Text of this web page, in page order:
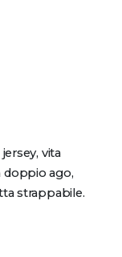
vita
doppio ago,
strappabile.